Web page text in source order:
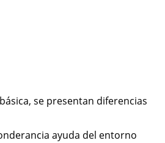
se presentan diferencias
ayuda del entorno